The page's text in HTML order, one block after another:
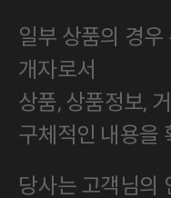
일부 상품의 경
개자로서
상품, 상품정보,
구체적인 내용을
당사는 고객님의